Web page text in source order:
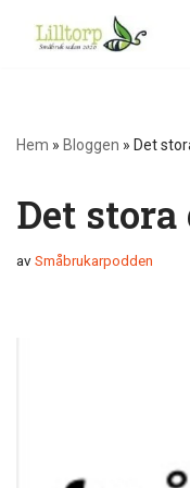
Hem » Bloggen » Det
Det
avSmåbrukarpodden